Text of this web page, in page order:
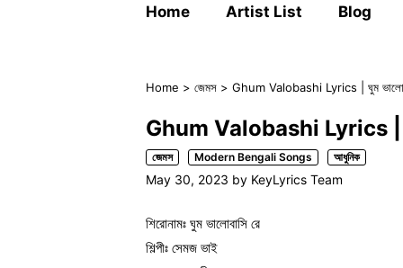
Home Artist List Blog
Home > জেমস > Ghum Valobashi Lyrics | ঘুম
Ghum Valobashi Lyrics |
জেমস Modern Bengali Songs আধুনিক
May 30, 2023 by KeyLyrics Team
শিরোনামঃ ঘুম ভালোবাসি রে
শিল্পীঃ সেমজ ভাই